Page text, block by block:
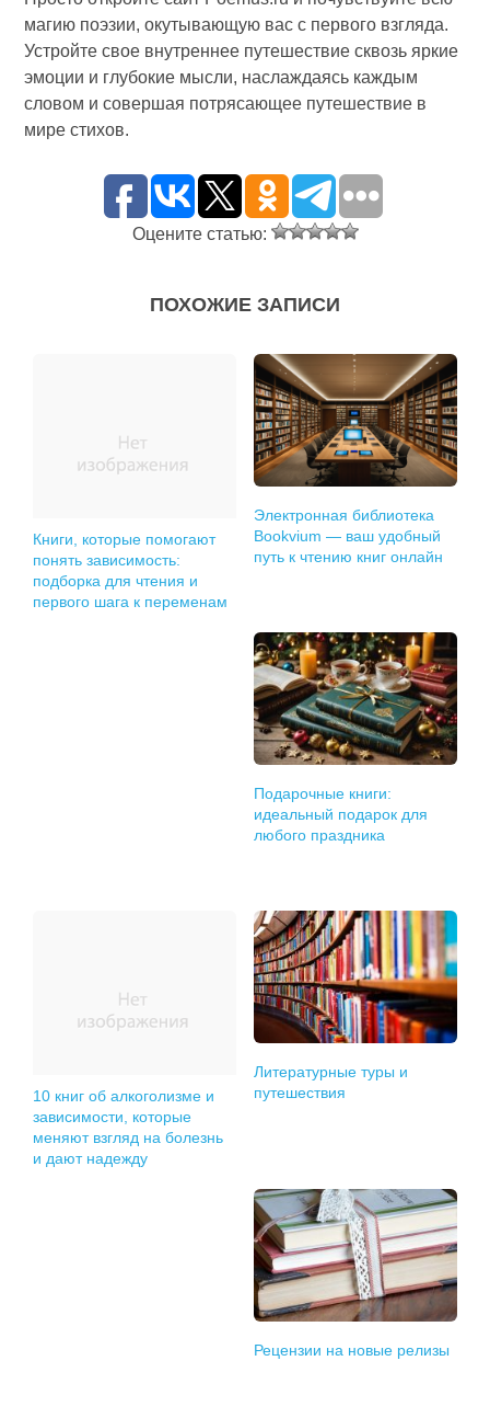
магию поэзии, окутывающую вас с первого взгляда.
Устройте свое внутреннее путешествие сквозь яркие
эмоции и глубокие мысли, наслаждаясь каждым
словом и совершая потрясающее путешествие в
мире стихов.
Оцените статью:
ПОХОЖИЕ ЗАПИСИ
Книги, которые помогают
понять зависимость:
подборка для чтения и
первого шага к переменам
Электронная библиотека
Bookvium — ваш удобный
путь к чтению книг онлайн
Подарочные книги:
идеальный подарок для
любого праздника
10 книг об алкоголизме и
зависимости, которые
меняют взгляд на болезнь
и дают надежду
Литературные туры и
путешествия
Рецензии на новые релизы